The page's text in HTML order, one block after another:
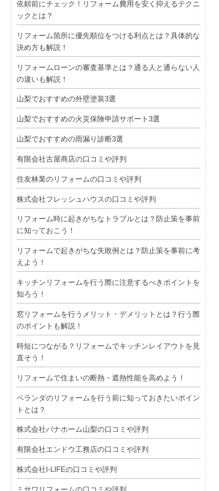
依頼前にチェック！リフォーム費用を安く抑えるテクニ
ックとは？
リフォーム箇所に優先順位をつける利点とは？具体的な
決め方も解説！
リフォームローンの審査基準とは？通る人と通らない人
の違いも解説！
山梨でおすすめの外壁塗装3選
山梨でおすすめの火災保険申請サポート3選
山梨でおすすめの雨漏り診断3選
有限会社古屋商店の口コミや評判
住友林業のリフォームの口コミや評判
株式会社フレッシュハウスの口コミや評判
リフォーム時に起きがちなトラブルとは？防止策を事前
に知っておこう！
リフォームで起きがちな失敗例とは？防止策を事前に考
えよう！
キッチンリフォームを行う際に注意するべきポイントを
知ろう！
窓リフォームを行うメリット・デメリットとは？行う際
のポイントも解説！
時短につながる？リフォームでキッチンレイアウトを見
直そう！
リフォームで住まいの断熱・遮熱性能を高めよう！
ベランダのリフォームを行う前に知っておきたいポイン
トとは？
株式会社パナホーム山梨の口コミや評判
有限会社エンドウ工務店の口コミや評判
株式会社I-LIFEの口コミや評判
ミサワリフォームの口コミや評判